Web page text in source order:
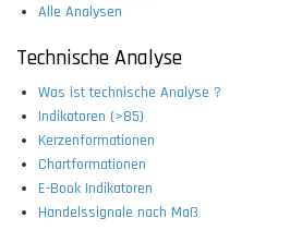
Alle Analysen
Technische Analyse
Was ist technische Analyse ?
Indikatoren (>85)
Kerzenformationen
Chartformationen
E-Book Indikatoren
Handelssignale nach Maß